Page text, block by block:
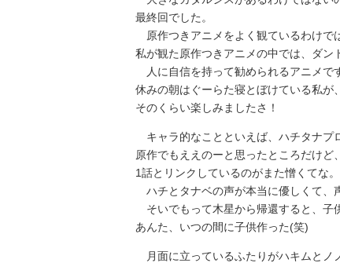
最終回でした。
原作つきアニメをよく観ているわけで
私が観た原作つきアニメの中では、ダン
人に自信を持って勧められるアニメで
休みの朝はぐーらた寝とぼけている私が
そのくらい楽しみましたさ！
キャラ的なことといえば、ハチタナプ
原作でもええのーと思ったところだけど
1話とリンクしているのがまた憎くてな。
ハチとタナベの声が本当に優しくて、
そいでもって木星から帰還すると、子
あんた、いつの間に子供作った(笑)
月面に立っているふたりがハキムとノ